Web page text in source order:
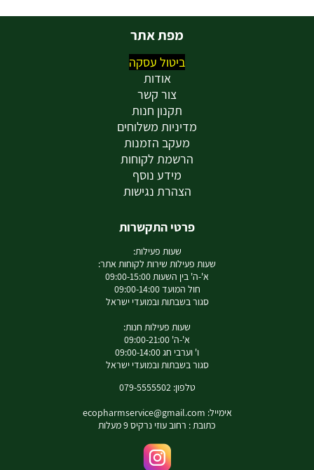
מפת אתר
ביטול עסקה
אודות
צור קשר
תקנון חנות
מדיניות משלוחים
מעקב הזמנות
הרשמת לקוחות
מידע נוסף
הצהרת נגישות
פרטי התקשרות
שעות פעילות:
שעות פעילות שירות לקוחות אתר:
א'-ה' בין השעות 09:00-15:00
חול המועד 09:00-14:00
סגור בשבתות ובמועדי ישראל
שעות פעילות חנות:
א'-ה' 09:00-21:00
ו' וערבי חג 09:00-14:00
סגור בשבתות ובמועדי ישראל
טלפון: 079-5555502
אימייל: ecopharmservice@gmail.com
כתובת : רחוב עוזי נרקיס 9 מעלות